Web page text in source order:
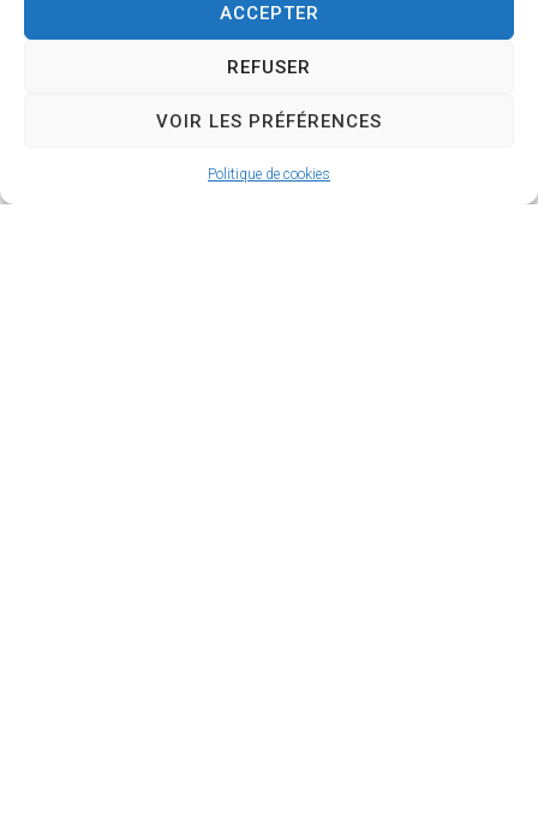
ACCEPTER
REFUSER
VOIR LES PRÉFÉRENCES
Politique de cookies
sont en ligne